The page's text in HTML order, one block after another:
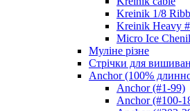
Kreinik 1/8
Kreinik Heavy
Micro Ice
Муліне різне
Стрічки для
Anchor (100%
Anchor (#1-99)
Anchor (#100-